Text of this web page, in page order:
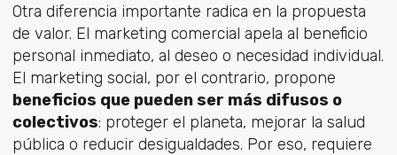
Otra diferencia importante radica en la propuesta
de valor. El marketing comercial apela al beneficio
personal inmediato, al deseo o necesidad individual.
El marketing social, por el contrario, propone
beneficios que pueden ser más difusos o
colectivos: proteger el planeta, mejorar la salud
pública o reducir desigualdades. Por eso, requiere